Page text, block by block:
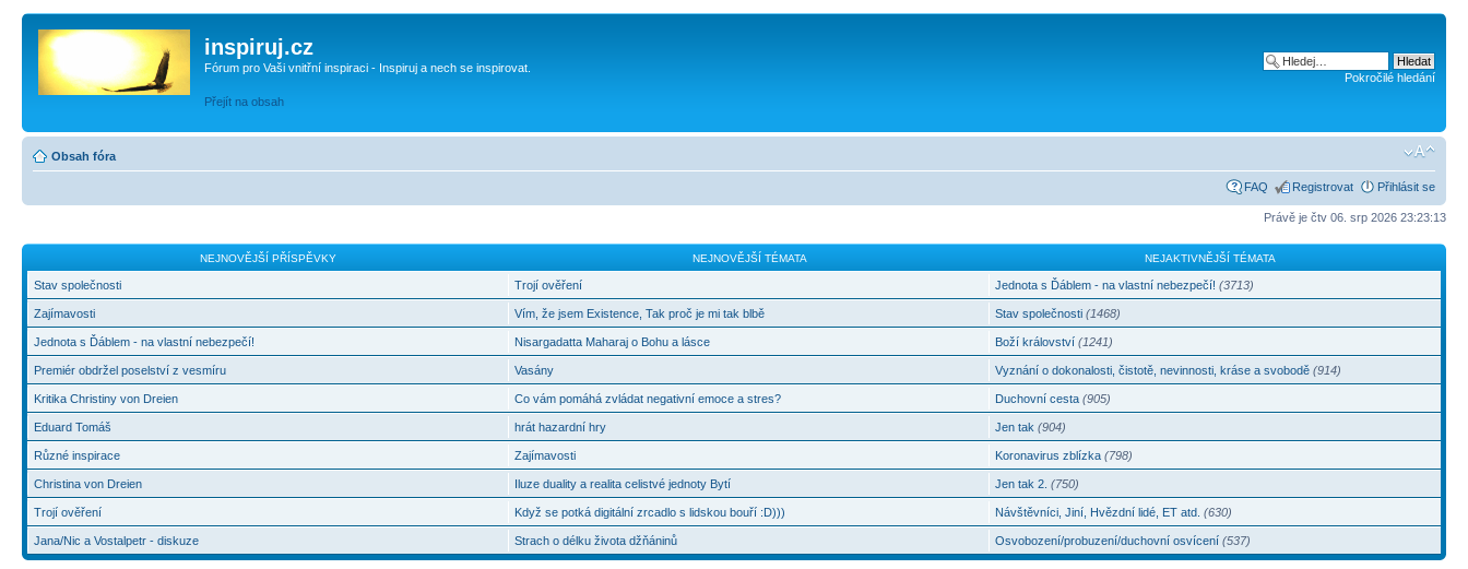
inspiruj.cz
Fórum pro Vaši vnitřní inspiraci - Inspiruj a nech se inspirovat.
Přejít na obsah
Pokročilé hledání
Obsah fóra
FAQ Registrovat Přihlásit se
Právě je čtv 06. srp 2026 23:23:13
NEJNOVĚJŠÍ PŘÍSPĚVKY NEJNOVĚJŠÍ TÉMATA NEJAKTIVNĚJŠÍ TÉMATA
Stav společnosti
Zajímavosti
Jednota s Ďáblem - na vlastní nebezpečí!
Premiér obdržel poselství z vesmíru
Kritika Christiny von Dreien
Eduard Tomáš
Různé inspirace
Christina von Dreien
Trojí ověření
Jana/Nic a Vostalpetr - diskuze
Trojí ověření
Vím, že jsem Existence, Tak proč je mi tak blbě
Nisargadatta Maharaj o Bohu a lásce
Vasány
Co vám pomáhá zvládat negativní emoce a stres?
hrát hazardní hry
Zajímavosti
Iluze duality a realita celistvé jednoty Bytí
Když se potká digitální zrcadlo s lidskou bouří :D)))
Strach o délku života džňáninů
Jednota s Ďáblem - na vlastní nebezpečí! (3713)
Stav společnosti (1468)
Boží království (1241)
Vyznání o dokonalosti, čistotě, nevinnosti, kráse a svobodě (914)
Duchovní cesta (905)
Jen tak (904)
Koronavirus zblízka (798)
Jen tak 2. (750)
Návštěvníci, Jiní, Hvězdní lidé, ET atd. (630)
Osvobození/probuzení/duchovní osvícení (537)